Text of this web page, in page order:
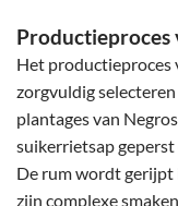
Productieproces
Het productieproces
zorgvuldig
plantages van
suikerrietsap
De rum wordt gerijpt
zijn complexe